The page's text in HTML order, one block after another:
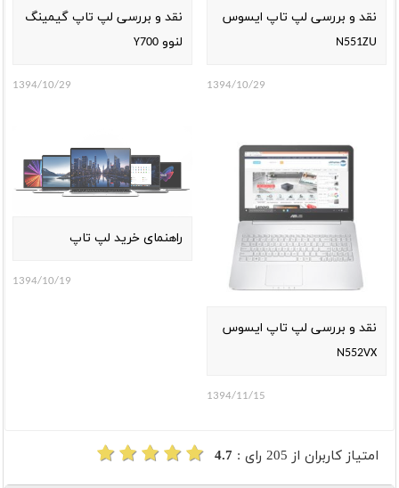
نقد و بررسی لپ تاپ ایسوس
N551ZU
1394/10/29
نقد و بررسی لپ تاپ گیمینگ
لنوو Y700
1394/10/29
نقد و بررسی لپ تاپ ایسوس
N552VX
1394/11/15
راهنمای خرید لپ تاپ
1394/10/19
امتیاز کاربران از 205 رای : 4.7